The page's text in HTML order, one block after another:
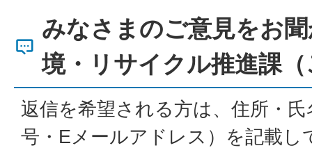
みなさまのご意見をお
境・リサイクル推進課
返信を希望される方は、住所・
号・Eメールアドレス）を記載し